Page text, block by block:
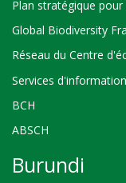
Plan stratégique
Global Biodiversity
Réseau du Centre
Services
BCH
ABSCH
Burundi